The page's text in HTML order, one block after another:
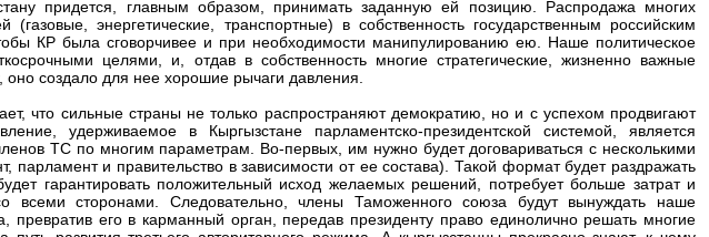
придется, главным образом, принимать заданную ей позицию. Распродажа многих
(газовые, энергетические, транспортные) в собственность государственным российским
КР была сговорчивее и при необходимости манипулированию ею. Наше политическое
целями, и, отдав в собственность многие стратегические, жизненно важные
создало для нее хорошие рычаги давления.
что сильные страны не только распространяют демократию, но и с успехом продвигают
удерживаемое в Кыргызстане парламентско-президентской системой, является
ТС по многим параметрам. Во-первых, им нужно будет договариваться с несколькими
парламент и правительство в зависимости от ее состава). Такой формат будет раздражать
гарантировать положительный исход желаемых решений, потребует больше затрат и
всеми сторонами. Следовательно, члены Таможенного союза будут вынуждать наше
превратив его в карманный орган, передав президенту право единолично решать многие